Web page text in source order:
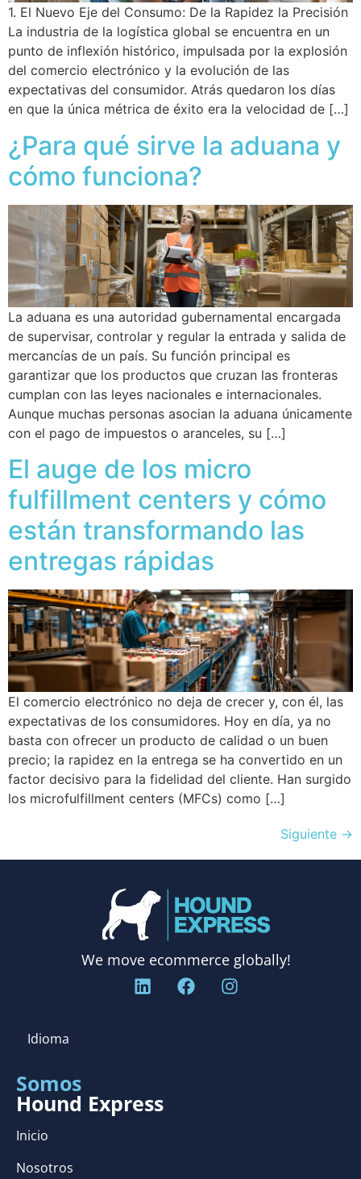
1. El Nuevo Eje del Consumo: De la Rapidez la Precisión
La industria de la logística global se encuentra en un
punto de inflexión histórico, impulsada por la explosión
del comercio electrónico y la evolución de las
expectativas del consumidor. Atrás quedaron los días
en que la única métrica de éxito era la velocidad de […]
¿Para qué sirve la aduana y
cómo funciona?
La aduana es una autoridad gubernamental encargada
de supervisar, controlar y regular la entrada y salida de
mercancías de un país. Su función principal es
garantizar que los productos que cruzan las fronteras
cumplan con las leyes nacionales e internacionales.
Aunque muchas personas asocian la aduana únicamente
con el pago de impuestos o aranceles, su […]
El auge de los micro
fulfillment centers y cómo
están transformando las
entregas rápidas
El comercio electrónico no deja de crecer y, con él, las
expectativas de los consumidores. Hoy en día, ya no
basta con ofrecer un producto de calidad o un buen
precio; la rapidez en la entrega se ha convertido en un
factor decisivo para la fidelidad del cliente. Han surgido
los microfulfillment centers (MFCs) como […]
Siguiente →
We move ecommerce globally!
Idioma
Somos
Hound Express
Inicio
Nosotros